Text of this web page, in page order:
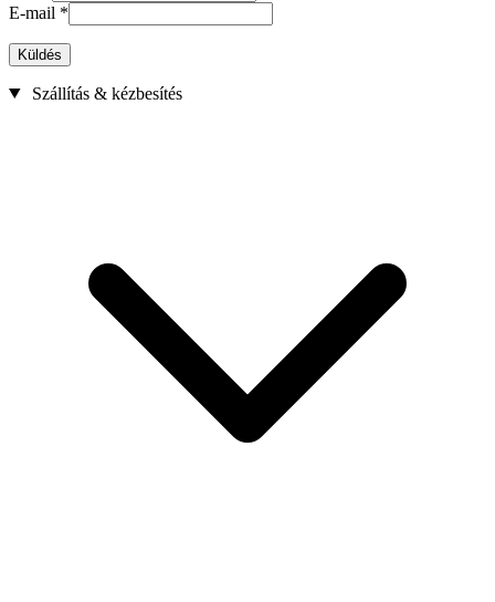
E-mail *
Küldés
Szállítás & kézbesítés